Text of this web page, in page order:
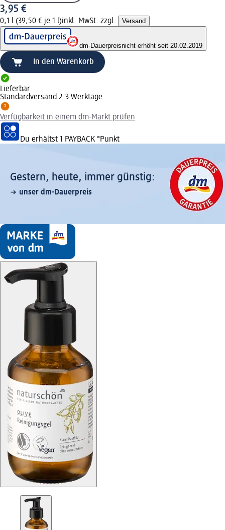
3,95 €
0,1 l (39,50 € je 1 l)inkl. MwSt. zzgl. Versand
dm-Dauerpreisnicht erhöht seit 20.02.2019
In den Warenkorb
Lieferbar
Standardversand 2-3 Werktage
Verfügbarkeit in einem dm-Markt prüfen
Du erhältst 1 PAYBACK °Punkt
Gestern, heute, immer günstig:
unser dm-Dauerpreis